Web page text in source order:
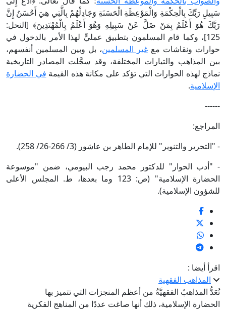
سَبِيلِ رَبِّكَ بِالْحِكْمَةِ وَالْمَوْعِظَةِ الْحَسَنَةِ وَجَادِلْهُمْ بِالَّتِي هِيَ أَحْسَنُ إِنَّ
رَبَّكَ هُوَ أَعْلَمُ بِمَنْ ضَلَّ عَنْ سَبِيلِهِ وَهُوَ أَعْلَمُ بِالْمُهْتَدِينَ﴾ [النحل:
125]، وكما قام المسلمون بتطبيق عمليٍّ لهذا الأمر بالدخول في
حوارات ونقاشات مع غير المسلمين، بل وبين المسلمين أنفسهم،
بين المذاهب والتيارات المختلفة، وقد سجَّلت المصادر التاريخية
نماذج لهذه الحوارات التي تؤكد على مكانة هذه القيمة في الحضارة
الإسلامية.
------
المراجع:
- "التحرير والتنوير" للإمام الطاهر بن عاشور (3/ 266-26/ 258).
- "أدب الحوار" للدكتور محمد رجب البيومي، ضمن "موسوعة
الحضارة الإسلامية" (ص: 123 وما بعدها، ط. المجلس الأعلى
للشؤون الإسلامية).
اقرأ أيضا :
المذاهب الفقهية
تُعَدُّ المذاهبُ الفقهيَّةُ من أعظم المنجزات التي تتميز بها
الحضارة الإسلامية، ذلك أنها صاغت عددًا من المناهج الفكرية